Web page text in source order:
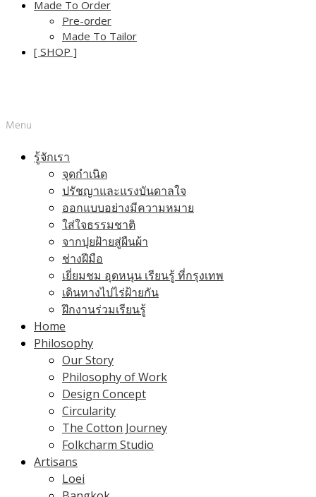
Made To Order
Pre-order
Made To Tailor
[ SHOP ]
Menu
รู้จักเรา
จุดกำเนิด
ปรัชญาและแรงบันดาลใจ
ออกแบบอย่างมีความหมาย
ใส่ใจธรรมชาติ
จากปุยฝ้ายสู่ผืนผ้า
ช่างฝีมือ
เยี่ยมชม อุดหนุน เรียนรู้ ที่กรุงเทพ
เดินทางไปไร่ฝ้ายกัน
ฝึกงานร่วมเรียนรู้
Home
Philosophy
Our Story
Philosophy of Work
Design Concept
Circularity
The Cotton Journey
Folkcharm Studio
Artisans
Loei